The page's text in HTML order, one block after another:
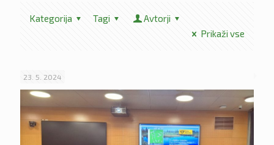
Kategorija Tagi
Avtorji
Prikaži vse
23. 5. 2024